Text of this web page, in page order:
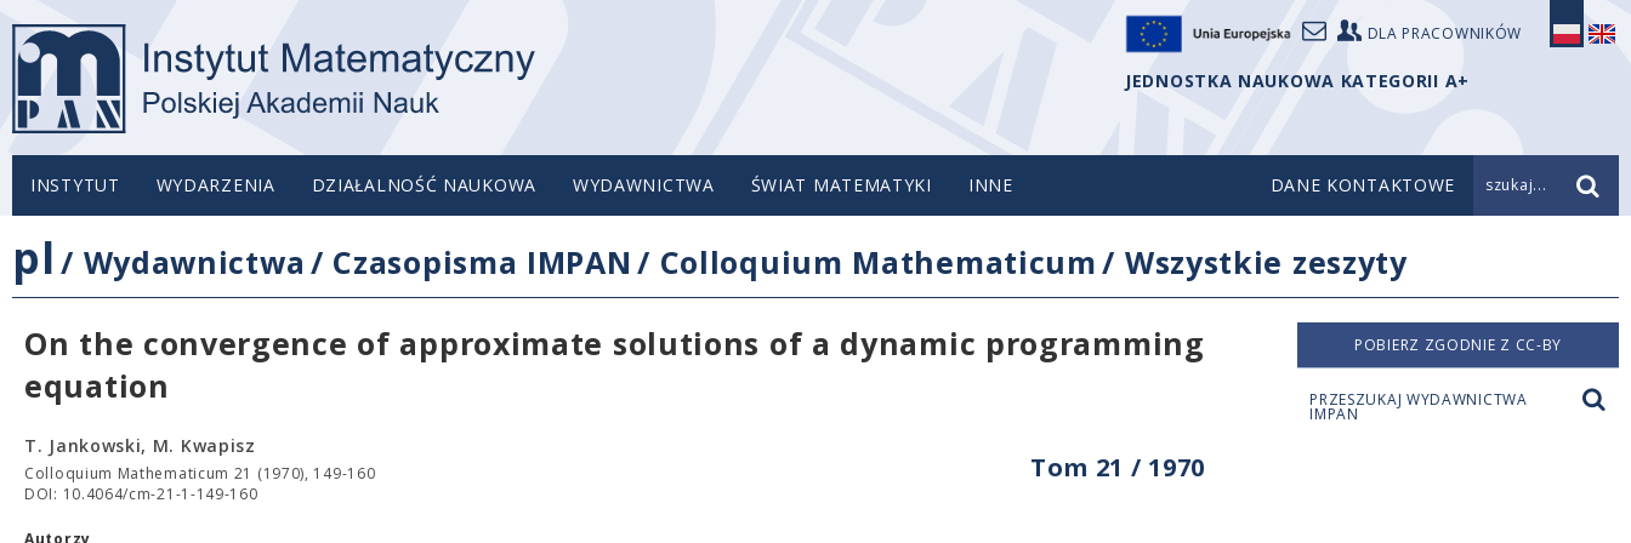
DLA PRACOWNIKÓW
JEDNOSTKA NAUKOWA KATEGORII A+
INSTYTUT WYDARZENIA DZIAŁALNOŚĆ NAUKOWA WYDAWNICTWA ŚWIAT MATEMATYKI INNE DANE KONTAKTOWE szukaj...
pl / Wydawnictwa / Czasopisma IMPAN / Colloquium Mathematicum/ Wszystkie zeszyty
On the convergence of approximate solutions of a dynamic programming
equation
Tom 21 / 1970
T. Jankowski, M. Kwapisz
Colloquium Mathematicum 21 (1970), 149-160
DOI: 10.4064/cm-21-1-149-160
Autorzy
POBIERZ ZGODNIE Z CC-BY
PRZESZUKAJ WYDAWNICTWA
IMPAN